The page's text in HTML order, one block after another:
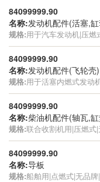
84099999.90
名称:发动机配件(活塞,
规格:用于汽车发动机|压
84099999.90
名称:发动机配件(飞轮壳)
规格:用于活塞内燃式发动
84099999.90
名称:柴油机配件(轴瓦,
规格:联合收割机用|压燃式
84099999.90
名称:导板
规格:船舶用|点燃式|无品